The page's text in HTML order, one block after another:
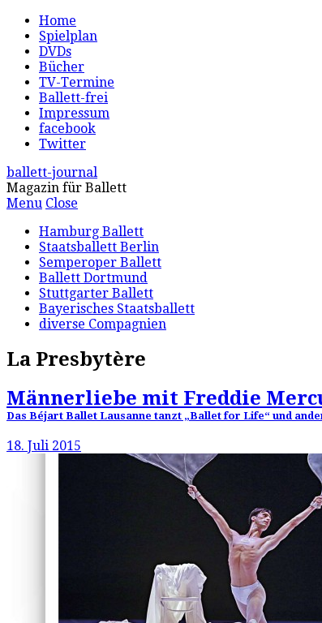
Home
Spielplan
DVDs
Bücher
TV-Termine
Ballett-frei
Impressum
facebook
Twitter
ballett-journal
Magazin für Ballett
Menu Close
Hamburg Ballett
Staatsballett Berlin
Semperoper Ballett
Ballett Dortmund
Stuttgarter Ballett
Bayerisches Staatsballett
diverse Compagnien
La Presbytère
Männerliebe mit Freddie
Das Béjart Ballet Lausanne tanzt „Ballet for Life“ und
18. Juli 2015